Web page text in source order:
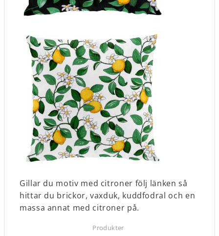
Gillar du motiv med citroner följ länken så
hittar du brickor, vaxduk, kuddfodral och en
massa annat med citroner på.
Produkter